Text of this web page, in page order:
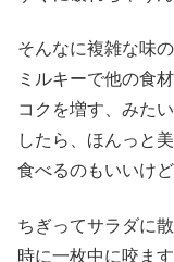
そんなに複雑な味
ミルキーで他の食
コクを増す、みた
したら、ほんっと
食べるのもいいけ
ちぎってサラダに
時に一枚中に咬ま